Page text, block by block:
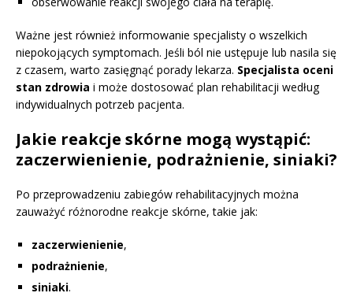
Ważne jest również informowanie specjalisty o wszelkich
niepokojących symptomach. Jeśli ból nie ustępuje lub nasila się
z czasem, warto zasięgnąć porady lekarza. Specjalista oceni
stan zdrowia i może dostosować plan rehabilitacji według
indywidualnych potrzeb pacjenta.
Jakie reakcje skórne mogą wystąpić:
zaczerwienienie, podrażnienie, siniaki?
Po przeprowadzeniu zabiegów rehabilitacyjnych można
zauważyć różnorodne reakcje skórne, takie jak:
zaczerwienienie,
podrażnienie,
siniaki.